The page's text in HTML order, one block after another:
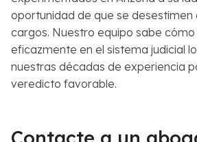
oportunidad de que se desestimen
cargos. Nuestro equipo sabe
eficazmente en el sistema judicial
nuestras décadas de experiencia
veredicto favorable.